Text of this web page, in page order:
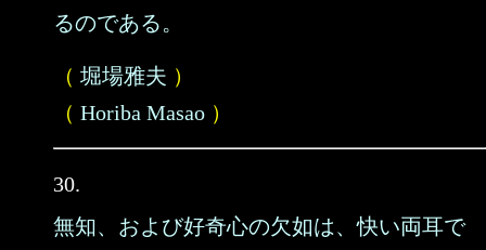
るのである。
（ 堀場雅夫 ）
（ Horiba Masao ）
30.
無知、および好奇心の欠如は、快い両耳で